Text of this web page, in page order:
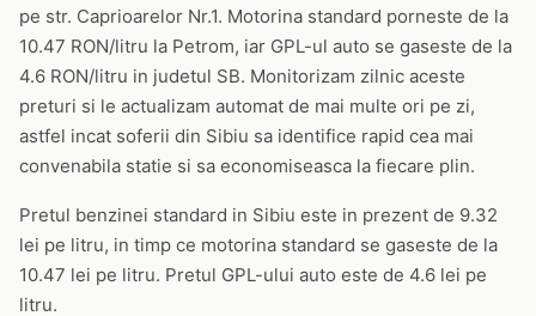
pe str. Caprioarelor Nr.1. Motorina standard porneste de la
10.47 RON/litru la Petrom, iar GPL-ul auto se gaseste de la
4.6 RON/litru in judetul SB. Monitorizam zilnic aceste
preturi si le actualizam automat de mai multe ori pe zi,
astfel incat soferii din Sibiu sa identifice rapid cea mai
convenabila statie si sa economiseasca la fiecare plin.
Pretul benzinei standard in Sibiu este in prezent de 9.32
lei pe litru, in timp ce motorina standard se gaseste de la
10.47 lei pe litru. Pretul GPL-ului auto este de 4.6 lei pe
litru.